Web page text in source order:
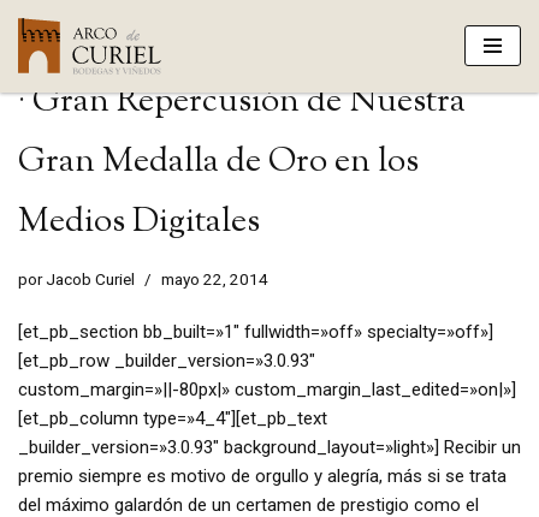
Saltar
al
· Gran Repercusión de Nuestra
Gran Medalla de Oro en los
Medios Digitales
porJacob Curiel mayo 22, 2014
[et_pb_section bb_built=»1″ fullwidth=»off» specialty=»off»]
[et_pb_row _builder_version=»3.0.93″
custom_margin=»||-80px|» custom_margin_last_edited=»on|»]
[et_pb_column type=»4_4″][et_pb_text
_builder_version=»3.0.93″ background_layout=»light»] Recibir un
premio siempre es motivo de orgullo y alegría, más si se trata
del máximo galardón de un certamen de prestigio como el